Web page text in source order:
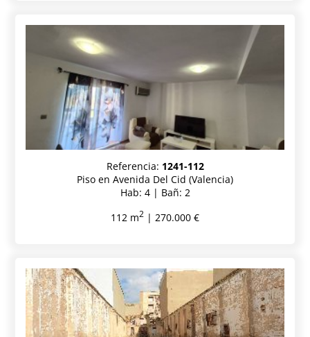
Referencia: 1241-112
Piso en Avenida Del Cid (Valencia)
Hab: 4 | Bañ: 2
112 m2 | 270.000 €